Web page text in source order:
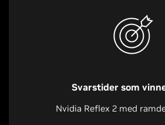
Svarstider som
Nvidia Reflex 2 med